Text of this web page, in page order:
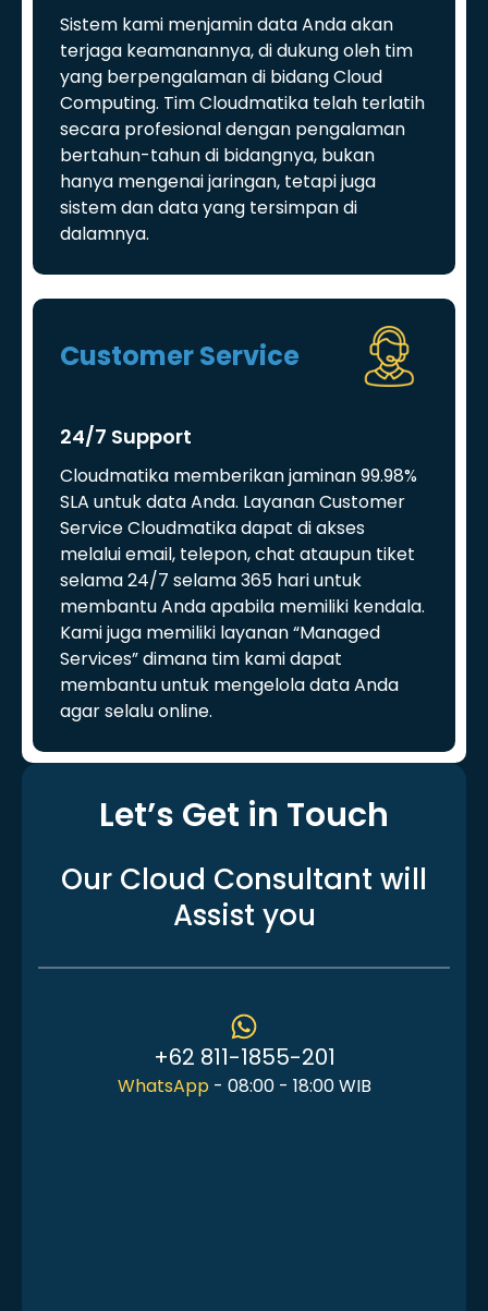
Sistem kami menjamin data Anda akan
terjaga keamanannya, di dukung oleh tim
yang berpengalaman di bidang Cloud
Computing. Tim Cloudmatika telah terlatih
secara profesional dengan pengalaman
bertahun-tahun di bidangnya, bukan
hanya mengenai jaringan, tetapi juga
sistem dan data yang tersimpan di
dalamnya.
Customer Service
24/7 Support
Cloudmatika memberikan jaminan 99.98%
SLA untuk data Anda. Layanan Customer
Service Cloudmatika dapat di akses
melalui email, telepon, chat ataupun tiket
selama 24/7 selama 365 hari untuk
membantu Anda apabila memiliki kendala.
Kami juga memiliki layanan “Managed
Services” dimana tim kami dapat
membantu untuk mengelola data Anda
agar selalu online.
Let’s Get in Touch
Our Cloud Consultant will
Assist you
+62 811-1855-201
WhatsApp - 08:00 - 18:00 WIB